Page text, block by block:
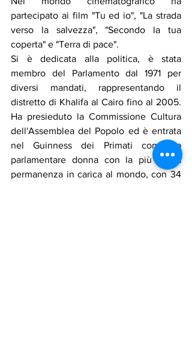
partecipato ai film "Tu ed io", "La strada
verso la salvezza", "Secondo la tua
coperta" e "Terra di pace".
Si è dedicata alla politica, è stata
membro del Parlamento dal 1971 per
diversi mandati, rappresentando il
distretto di Khalifa al Cairo fino al 2005.
Ha presieduto la Commissione Cultura
dell'Assemblea del Popolo ed è entrata
nel Guinness dei Primati come la
parlamentare donna con la più lunga
permanenza in carica al mondo, con 34